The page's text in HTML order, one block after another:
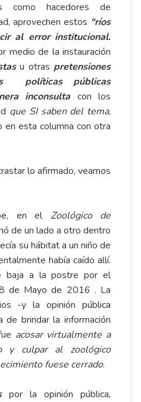
como hacedores de
aprovechen estos “ríos
al error institucional.
medio de la instauración
u otras pretensiones
políticas públicas
inconsulta con los
que SI saben del tema,
en esta columna con otra
lo afirmado, veamos
en el Zoológico de
de un lado a otro dentro
su hábitat a un niño de
había caído allí.
baja a la postre por el
de Mayo de 2016 . La
-y la opinión pública
de brindar la información
acosar virtualmente a
y culpar al zoológico
fuese cerrado.
por la opinión pública,